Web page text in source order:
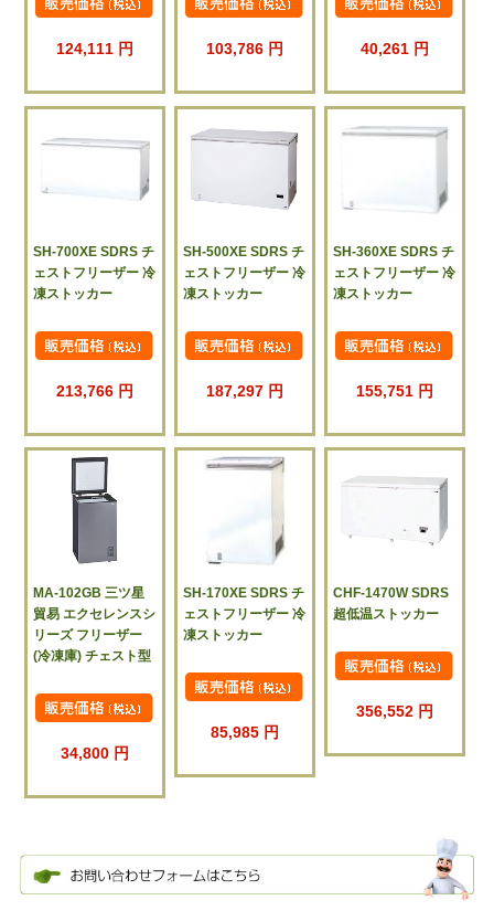
124,111 円 103,786 円 40,261 円
SH-700XE SDRS チ
ェストフリーザー 冷
凍ストッカー
213,766 円
SH-500XE SDRS チ
ェストフリーザー 冷
凍ストッカー
187,297 円
SH-360XE SDRS チ
ェストフリーザー 冷
凍ストッカー
155,751 円
MA-102GB 三ツ星
貿易 エクセレンスシ
リーズ フリーザー
(冷凍庫) チェスト型
34,800 円
SH-170XE SDRS チ
ェストフリーザー 冷
凍ストッカー
85,985 円
CHF-1470W SDRS
超低温ストッカー
356,552 円